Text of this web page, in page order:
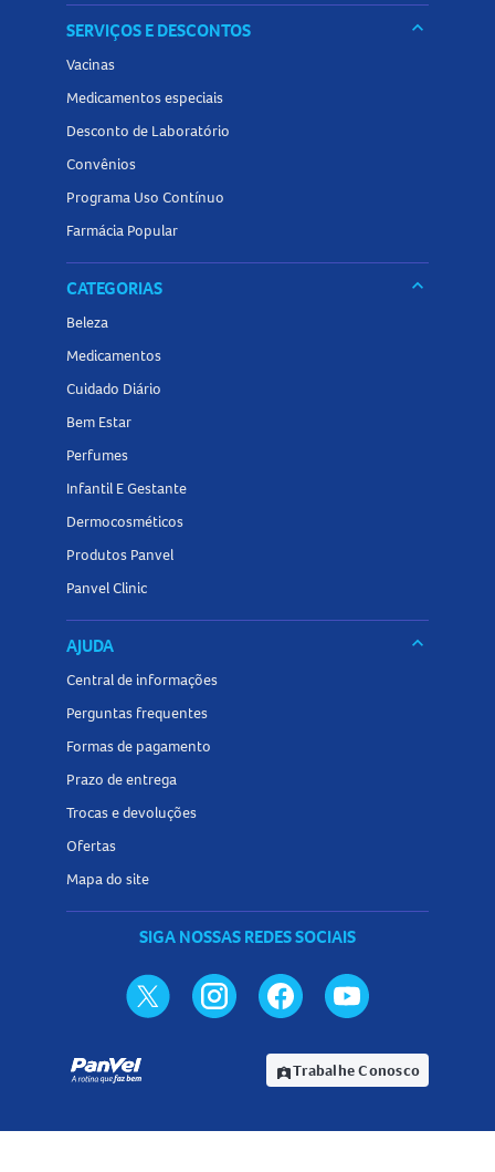
SERVIÇOS E DESCONTOS keyboard_arrow_down
Vacinas
Medicamentos especiais
Desconto de Laboratório
Convênios
Programa Uso Contínuo
Farmácia Popular
CATEGORIAS keyboard_arrow_down
Beleza
Medicamentos
Cuidado Diário
Bem Estar
Perfumes
Infantil E Gestante
Dermocosméticos
Produtos Panvel
Panvel Clinic
AJUDA keyboard_arrow_down
Central de informações
Perguntas frequentes
Formas de pagamento
Prazo de entrega
Trocas e devoluções
Ofertas
Mapa do site
SIGA NOSSAS REDES SOCIAIS
assignment_indTrabalhe Conosco